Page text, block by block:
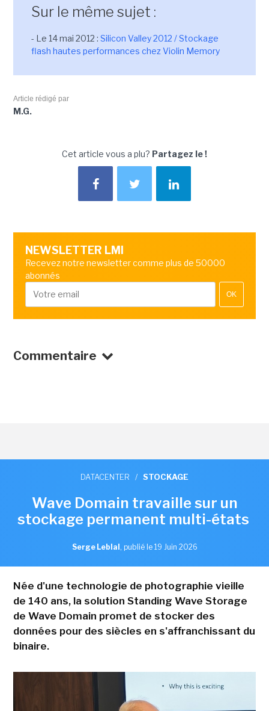
Sur le même sujet :
- Le 14 mai 2012 : Silicon Valley 2012 / Stockage
flash hautes performances chez Violin Memory
Article rédigé par
M.G.
Cet article vous a plu? Partagez le !
NEWSLETTER LMI
Recevez notre newsletter comme plus de 50000
abonnés
OK
Commentaire
DATACENTER / STOCKAGE
Wave Domain travaille sur un
stockage permanent multi-états
Serge Leblal , publié le 19 Juin 2026
Née d'une technologie de photographie vieille
de 140 ans, la solution Standing Wave Storage
de Wave Domain promet de stocker des
données pour des siècles en s'affranchissant du
binaire.